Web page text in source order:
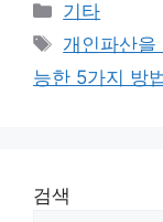
Categories
기타
Tags
개인파산
능한 5가지 방
검색